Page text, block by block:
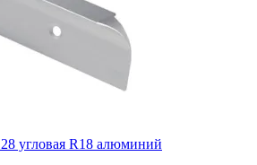
угловая R18 алюминий